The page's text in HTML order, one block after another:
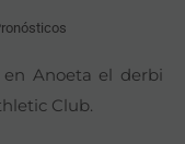
en Anoeta el derbi
Club.